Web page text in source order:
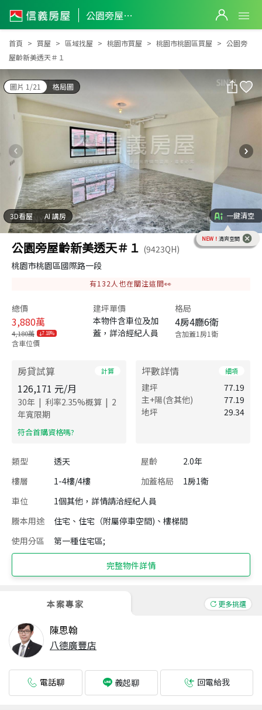
公園旁屋齡新美透天＃１
公園旁屋齡新美透天＃１
首頁 買屋 區域找屋 桃園市買屋 桃園市桃園區買屋
公園旁
屋齡新美透天＃１
圖片 1/21 格局圖
3D看屋 AI 講房 一鍵清空
NEW！ 清爽空間
公園旁屋齡新美透天＃１ (9423QH)
桃園市桃園區國際路一段
有132 人也在關注這間👀
總價
3,880萬
4,180萬 7.18%
含車位價
建坪單價
本物件含車位及加
蓋，詳洽經紀人員
格局
4房4廳6衛
含加蓋1房1衛
房貸試算 計算
126,171 元/月
30年 | 利率2.35%概算 | 2
年寬限期
​符合首購資格嗎?
坪數詳情 細項
建坪
77.19
主+陽(含其他)
77.19
地坪
29.34
類型 透天 屋齡
2.0年
樓層
1-4樓/4樓 加蓋格局
1房1衛
車位
1個其他，詳情請洽經紀人員
謄本用途
住宅、住宅（附屬停車空間)、樓梯間
使用分區
第一種住宅區;
完整物件詳情
本案專家 更多挑選
陳思翰
八德廣豐店
電話聊 義起聊 回電給我